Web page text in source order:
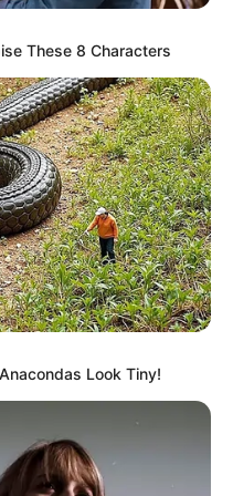
These 8 Characters
Look Tiny!